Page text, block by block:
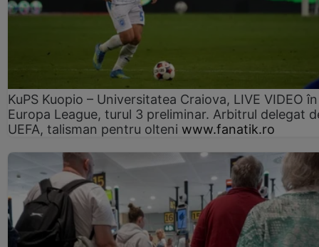
KuPS Kuopio – Universitatea Craiova, LIVE VIDEO în
Europa League, turul 3 preliminar. Arbitrul delegat
UEFA, talisman pentru olteni www.fanatik.ro